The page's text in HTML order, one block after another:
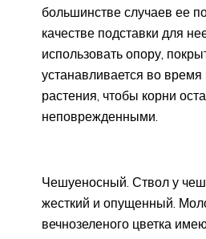
большинстве случаев ее
качестве подставки для
использовать опору,
устанавливается во время
растения, чтобы корни
неповрежденными.
Чешуеносный. Ствол у
жесткий и опущенный.
вечнозеленого цветка